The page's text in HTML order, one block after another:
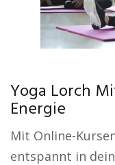
Yoga Lorch
Energie
Mit Online-
entspannt in